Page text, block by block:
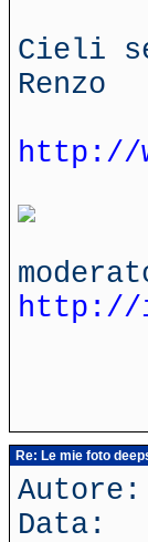
Cieli
Renzo
http://
http://
Re: Le mie foto
Autore:
Data: